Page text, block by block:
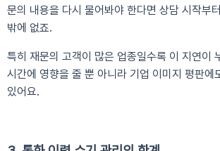
문의 내용을 다시 물어봐야 한다면 상담 시작부
밖에 없죠.
특히 재문의 고객이 많은 업종일수록 이 지연이
시간에 영향을 줄 뿐 아니라 기업 이미지 평판에
있어요.